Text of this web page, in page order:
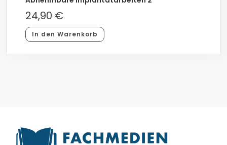
24,90 €
In den Warenkorb